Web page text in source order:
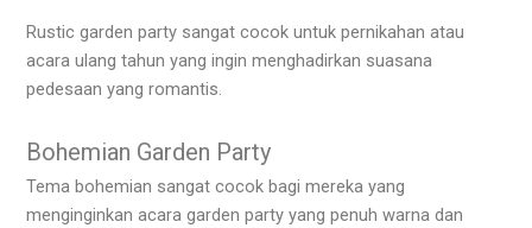
Rustic garden party sangat cocok untuk pernikahan atau
acara ulang tahun yang ingin menghadirkan suasana
pedesaan yang romantis.
Bohemian Garden Party
Tema bohemian sangat cocok bagi mereka yang
menginginkan acara garden party yang penuh warna dan